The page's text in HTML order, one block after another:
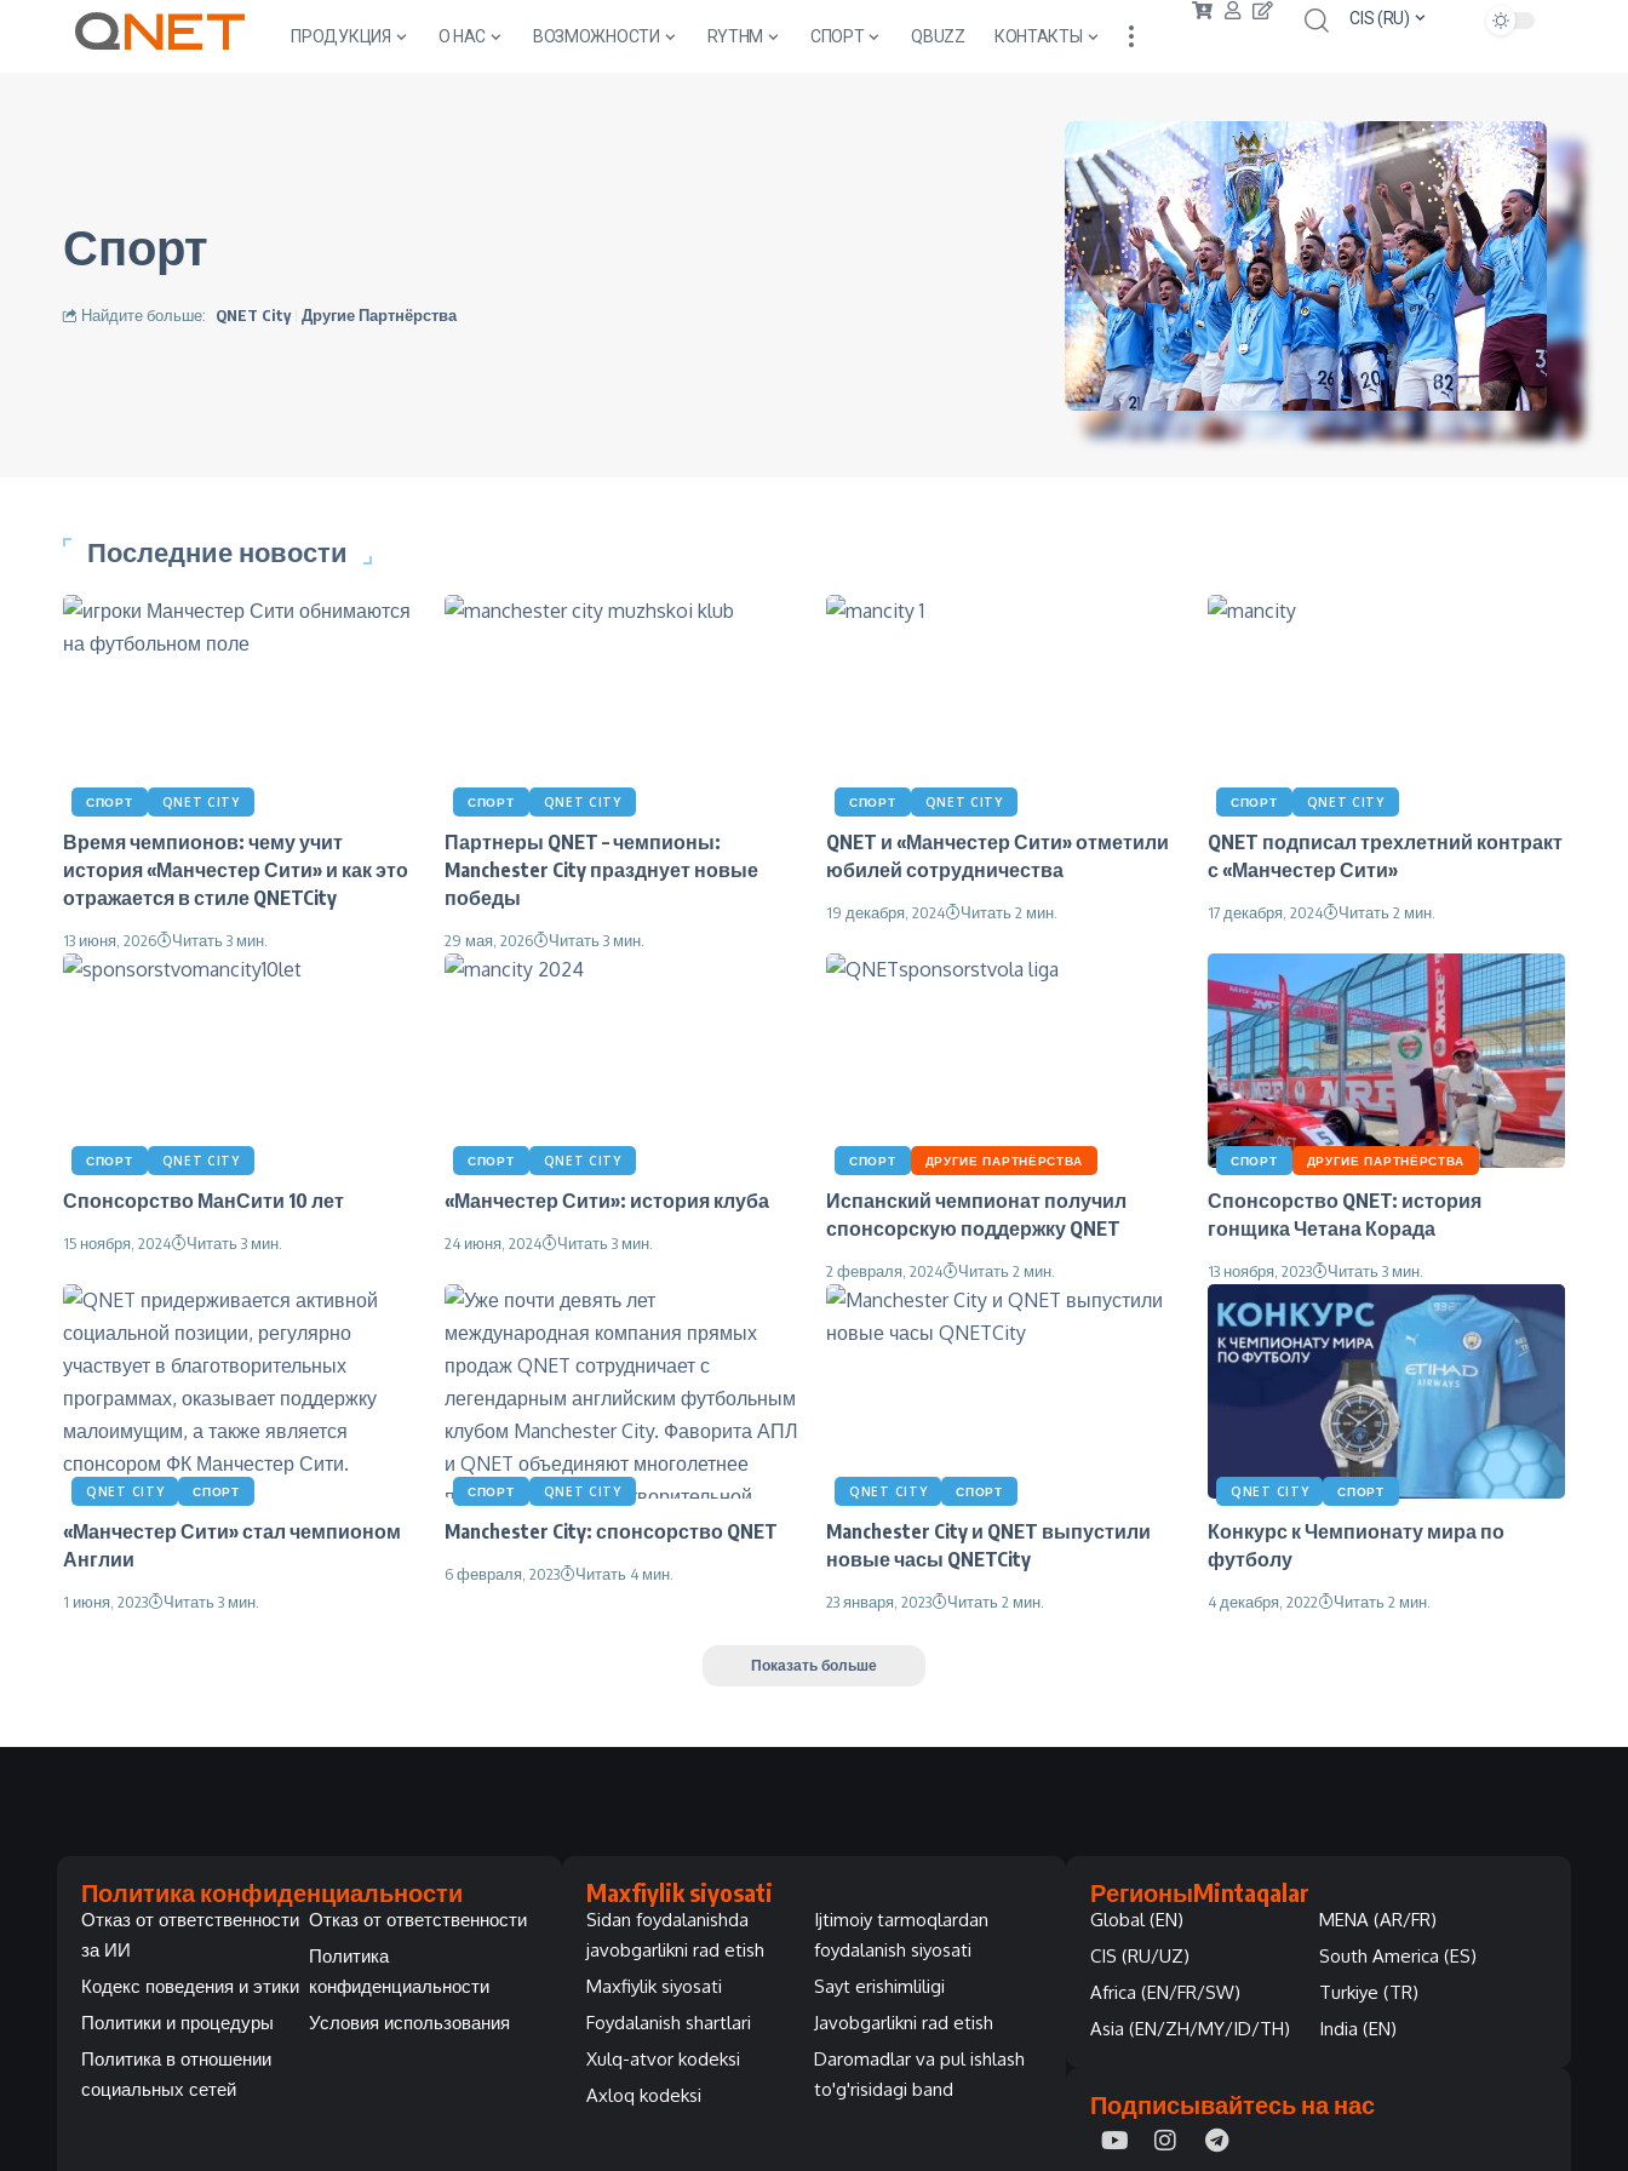
ПРОДУКЦИЯ О НАС ВОЗМОЖНОСТИ RYTHM СПОРТ QBUZZ КОНТАКТЫ
CIS (RU)
Спорт
Найдите больше: QNET City Другие Партнёрства
Последние новости
СПОРТ QNET CITY
Время чемпионов: чему учит
история «Манчестер Сити» и как это
отражается в стиле QNETCity
13 июня, 2026 Читать 3 мин.
СПОРТ QNET CITY
Партнеры QNET – чемпионы:
Manchester City празднует новые
победы
29 мая, 2026 Читать 3 мин.
СПОРТ QNET CITY
QNET и «Манчестер Сити» отметили
юбилей сотрудничества
19 декабря, 2024 Читать 2 мин.
СПОРТ QNET CITY
QNET подписал трехлетний контракт
с «Манчестер Сити»
17 декабря, 2024 Читать 2 мин.
СПОРТ QNET CITY
Спонсорство МанСити 10 лет
15 ноября, 2024 Читать 3 мин.
СПОРТ QNET CITY
«Манчестер Сити»: история клуба
24 июня, 2024 Читать 3 мин.
СПОРТ ДРУГИЕ ПАРТНЁРСТВА
Испанский чемпионат получил
спонсорскую поддержку QNET
2 февраля, 2024 Читать 2 мин.
СПОРТ ДРУГИЕ ПАРТНЁРСТВА
Спонсорство QNET: история
гонщика Четана Корада
13 ноября, 2023 Читать 3 мин.
QNET CITY СПОРТ
«Манчестер Сити» стал чемпионом
Англии
1 июня, 2023 Читать 3 мин.
СПОРТ QNET CITY
Manchester City: спонсорство QNET
6 февраля, 2023 Читать 4 мин.
QNET CITY СПОРТ
Manchester City и QNET выпустили
новые часы QNETCity
23 января, 2023 Читать 2 мин.
QNET CITY СПОРТ
Конкурс к Чемпионату мира по
футболу
4 декабря, 2022 Читать 2 мин.
Показать больше
Политика конфиденциальности
Отказ от ответственности
за ИИ
Кодекс поведения и этики
Политики и процедуры
Политика в отношении
социальных сетей
Отказ от ответственности
Политика
конфиденциальности
Условия использования
Maxfiylik siyosati
Sidan foydalanishda
javobgarlikni rad etish
Maxfiylik siyosati
Foydalanish shartlari
Xulq-atvor kodeksi
Axloq kodeksi
Ijtimoiy tarmoqlardan
foydalanish siyosati
Sayt erishimliligi
Javobgarlikni rad etish
Daromadlar va pul ishlash
to'g'risidagi band
РегионыMintaqalar
Global (EN)
CIS (RU/UZ)
Africa (EN/FR/SW)
Asia (EN/ZH/MY/ID/TH)
MENA (AR/FR)
South America (ES)
Turkiye (TR)
India (EN)
Подписывайтесь на нас